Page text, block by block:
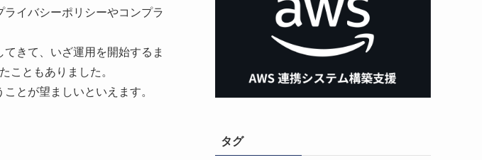
イバシーポリシーやコンプラ
きて、いざ運用を開始するま
こともありました。
とが望ましいといえます。
タグ